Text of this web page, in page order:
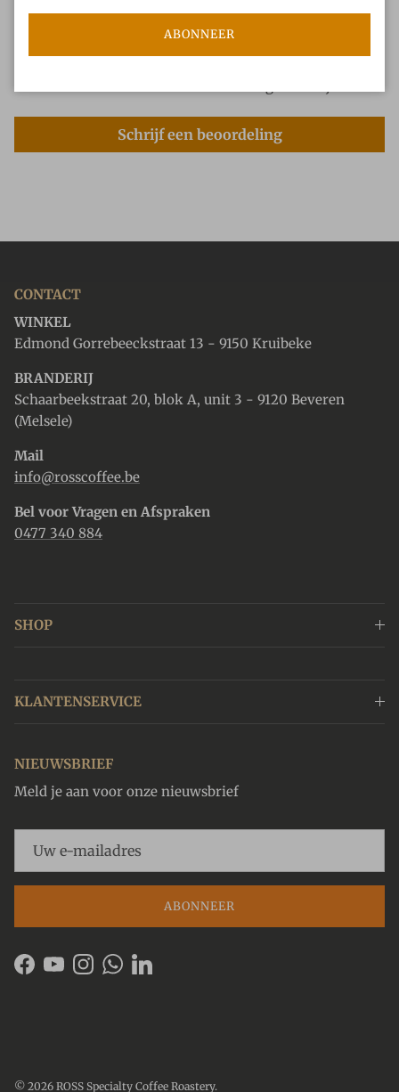
Klantbeoordelingen
Schrijf een beoordeling
CONTACT
WINKEL
Edmond Gorrebeeckstraat 13 - 9150 Kruibeke
BRANDERIJ
Schaarbeekstraat 20, blok A, unit 3 - 9120 Beveren
(Melsele)
Mail
info@rosscoffee.be
Bel voor Vragen en Afspraken
0477 340 884
SHOP
KLANTENSERVICE
NIEUWSBRIEF
Meld je aan voor onze nieuwsbrief
ABONNEER
Facebook
YouTubeInstagram
WhatsApp
LinkedIn
© 2026 ROSS Specialty Coffee Roastery.
ABONNEER